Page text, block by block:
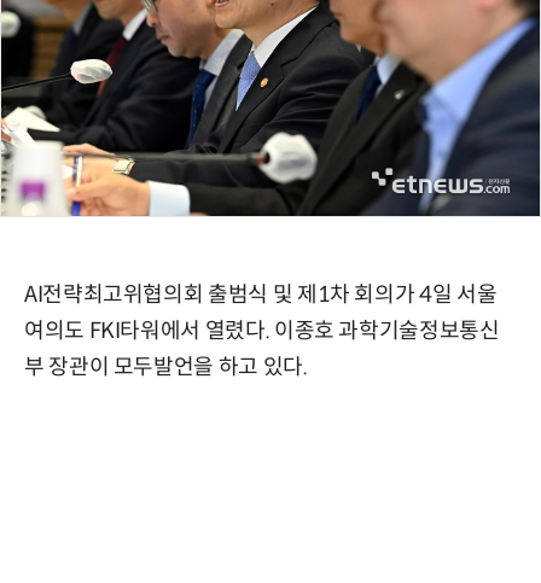
AI전략최고위협의회 출범식 및 제1차 회의가 4일 서울
여의도 FKI타워에서 열렸다. 이종호 과학기술정보통신
부 장관이 모두발언을 하고 있다.